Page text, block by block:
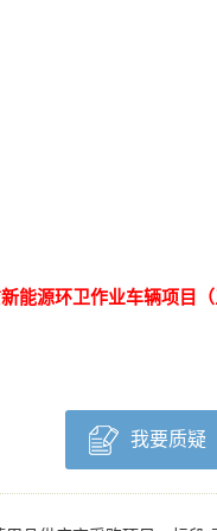
能源环卫作业车辆项目
我要质疑